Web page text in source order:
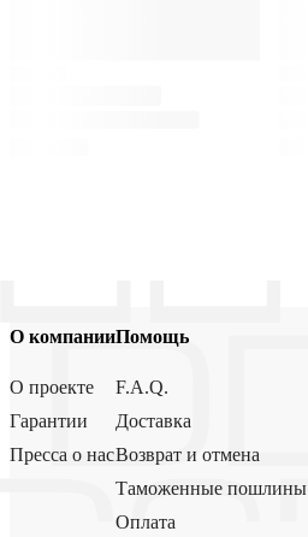
О компании
О проекте
Гарантии
Пресса о нас
Помощь
F.A.Q.
Доставка
Возврат и отмена
Таможенные пошлины
Оплата